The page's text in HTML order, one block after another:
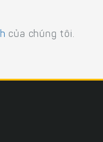
của chúng tôi.